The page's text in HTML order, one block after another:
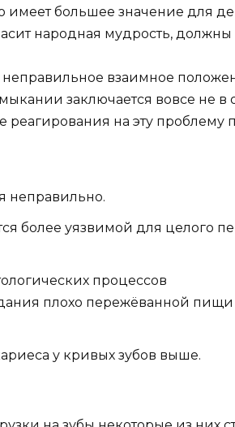
имеет большее значение для
народная мудрость, должны
взаимное
заключается вовсе не в
реагирования на эту проблему
неправильно.
более уязвимой для целого
процессов
плохо пережёванной пищи
у кривых зубов выше.